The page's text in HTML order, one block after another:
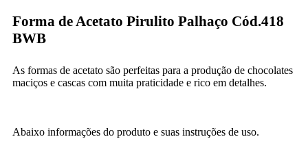
Forma de Acetato Pirulito Palhaço Cód.418
BWB
As formas de acetato são perfeitas para a produção de chocolates
maciços e cascas com muita praticidade e rico em detalhes.
Abaixo informações do produto e suas instruções de uso.